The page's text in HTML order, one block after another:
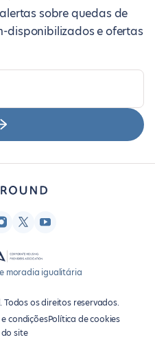
sobre quedas de
disponibilizados e ofertas
moradia igualitária
os direitos reservados.
e condiçõesPolítica de cookies
site